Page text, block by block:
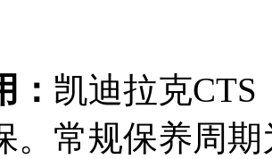
： 凯迪拉克
。常规保养周